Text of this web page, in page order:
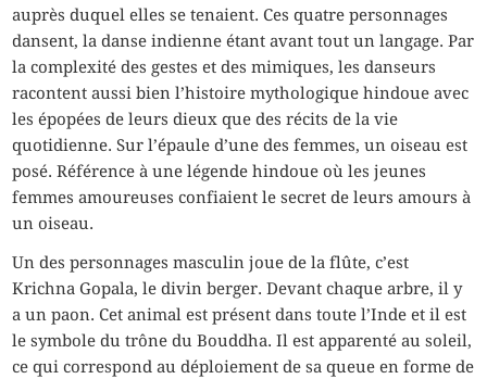
auprès duquel elles se tenaient. Ces quatre personnages
dansent, la danse indienne étant avant tout un langage. Par
la complexité des gestes et des mimiques, les danseurs
racontent aussi bien l’histoire mythologique hindoue avec
les épopées de leurs dieux que des récits de la vie
quotidienne. Sur l’épaule d’une des femmes, un oiseau est
posé. Référence à une légende hindoue où les jeunes
femmes amoureuses confiaient le secret de leurs amours à
un oiseau.
Un des personnages masculin joue de la flûte, c’est
Krichna Gopala, le divin berger. Devant chaque arbre, il y
a un paon. Cet animal est présent dans toute l’Inde et il est
le symbole du trône du Bouddha. Il est apparenté au soleil,
ce qui correspond au déploiement de sa queue en forme de